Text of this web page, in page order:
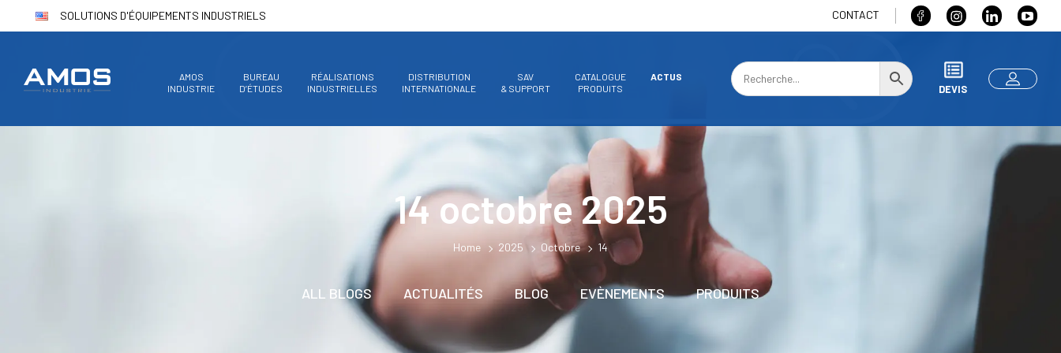
SOLUTIONS D'ÉQUIPEMENTS INDUSTRIELS CONTACT
AMOS
INDUSTRIE
BUREAU
D’ÉTUDES
RÉALISATIONS
INDUSTRIELLES
DISTRIBUTION
INTERNATIONALE
SAV
& SUPPORT
CATALOGUE
PRODUITS
ACTUS
DEVIS
14 octobre 2025
Home 2025 Octobre 14
ALL BLOGS ACTUALITÉS BLOG EVÈNEMENTS PRODUITS